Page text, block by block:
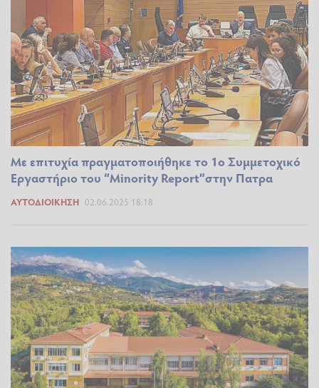
Με επιτυχία πραγματοποιήθηκε το 1ο Συμμετοχικό
Εργαστήριο του “Μinority Report”στην Πατρα
ΑΥΤΟΔΙΟΊΚΗΣΗ 02.06.2025 18:18